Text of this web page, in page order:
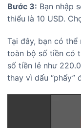
Bước 3: Bạn nhập
thiểu là 10 USD.
Tại đây, bạn có
toàn bộ số tiền có
số tiền lẻ như
thay vì dấu “phẩy”